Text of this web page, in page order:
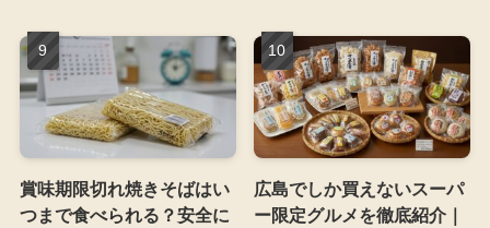
賞味期限切れ焼きそばはい
つまで食べられる？安全に
広島でしか買えないスーパ
ー限定グルメを徹底紹介｜